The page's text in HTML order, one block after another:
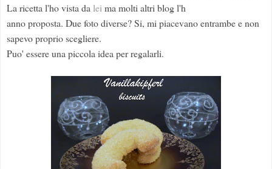
La ricetta l'ho vista da leima molti altri blog l'h
anno proposta. Due foto diverse? Si, mi piacevano entrambe e non
sapevo proprio scegliere.
Puo' essere una piccola idea per regalarli.